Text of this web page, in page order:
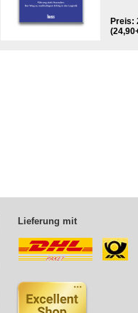
Preis:
Lieferung mit